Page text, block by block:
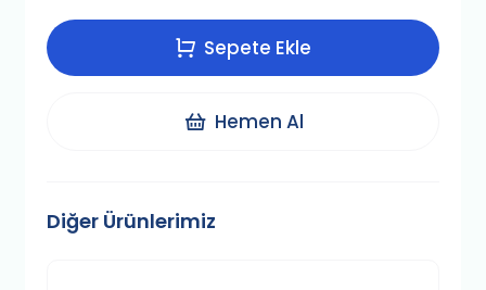
Sepete Ekle
Hemen Al
Diğer Ürünlerimiz